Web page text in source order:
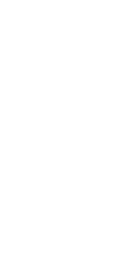
espai exterior